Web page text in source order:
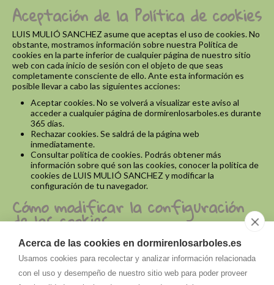
Acerca de las cookies en dormirenlosarboles.es
Usamos cookies para recolectar y analizar información relacionada
con el uso y desempeño de nuestro sitio web para poder proveer
Aceptación de la Política de cookies
LUIS MULIÓ SANCHEZ asume que aceptas el uso de cookies. No
obstante, mostramos información sobre nuestra Política de
cookies en la parte inferior de cualquier página de nuestro sitio
web con cada inicio de sesión con el objeto de que seas
completamente consciente de ello. Ante esta información es
posible llevar a cabo las siguientes acciones:
Aceptar cookies. No se volverá a visualizar este aviso al
acceder a cualquier página de dormirenlosarboles.es durante
365 días.
Rechazar cookies. Se saldrá de la página web
inmediatamente.
Consultar política de cookies. Podrás obtener más
información sobre qué son las cookies, conocer la política de
cookies de LUIS MULIÓ SANCHEZ y modificar la
configuración de tu navegador.
Cómo modificar la configuración
de las cookies
Puedes permitir, bloquear o eliminar las cookies instaladas en tu
equipo desde las opciones de configuración de tu navegador.
Según el mismo la operativa varía, por ese motivo desde el menú
de ayuda encontrarás la manera exacta de hacerlo. No obstante,
te explicamos cómo hacerlo en los principales navegadores del